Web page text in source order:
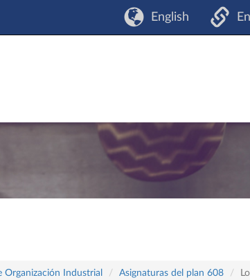
English
Industrial Asignaturas del plan 608